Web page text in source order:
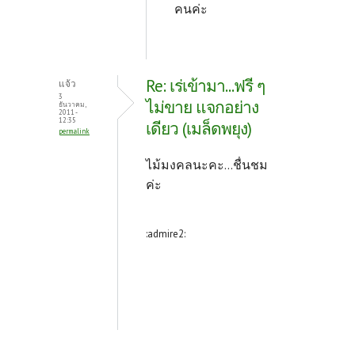
คนค่ะ
แจ้ว
3
ธันวาคม,
2011 -
12:35
permalink
Re: เร่เข้ามา...ฟรี ๆ
ไม่ขาย แจกอย่าง
เดียว (เมล็ดพยุง)
ไม้มงคลนะคะ...ชื่นชม
ค่ะ
:admire2: